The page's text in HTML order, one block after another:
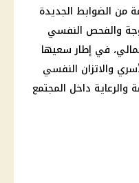
من الضوابط الجديدة
والفحص النفسي
في إطار سعيها
والاتزان النفسي
داخل المجتمع